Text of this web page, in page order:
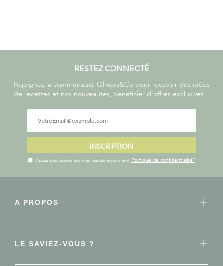
RESTEZ CONNECTÉ
Rejoignez la communauté Oliviers&Co pour recevoir des idées
de recettes et nos nouveautés, bénéficier d'offres exclusives...
INSCRIPTION
J'accepte de recevoir des communications par e-mail. Politique de confidentialité"
A PROPOS
LE SAVIEZ-VOUS ?